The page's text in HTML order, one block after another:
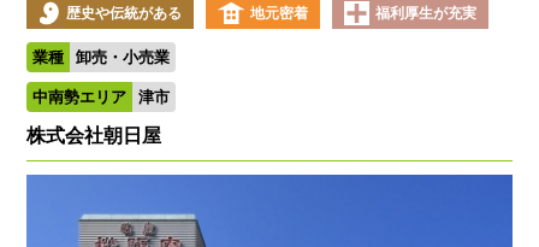
歴史や伝統がある 地元密着 福利厚生が充実
業種 卸売・小売業
中南勢エリア 津市
株式会社朝日屋